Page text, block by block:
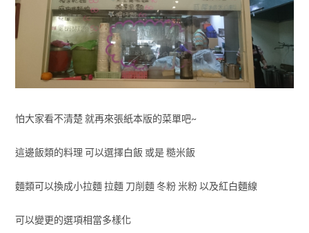
怕大家看不清楚 就再來張紙本版的菜單吧~
這邊飯類的料理 可以選擇白飯 或是 糙米飯
麵類可以換成小拉麵 拉麵 刀削麵 冬粉 米粉 以及紅白麵線
可以變更的選項相當多樣化